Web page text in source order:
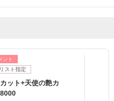
ント
スト指定
ット+天使の艶カ